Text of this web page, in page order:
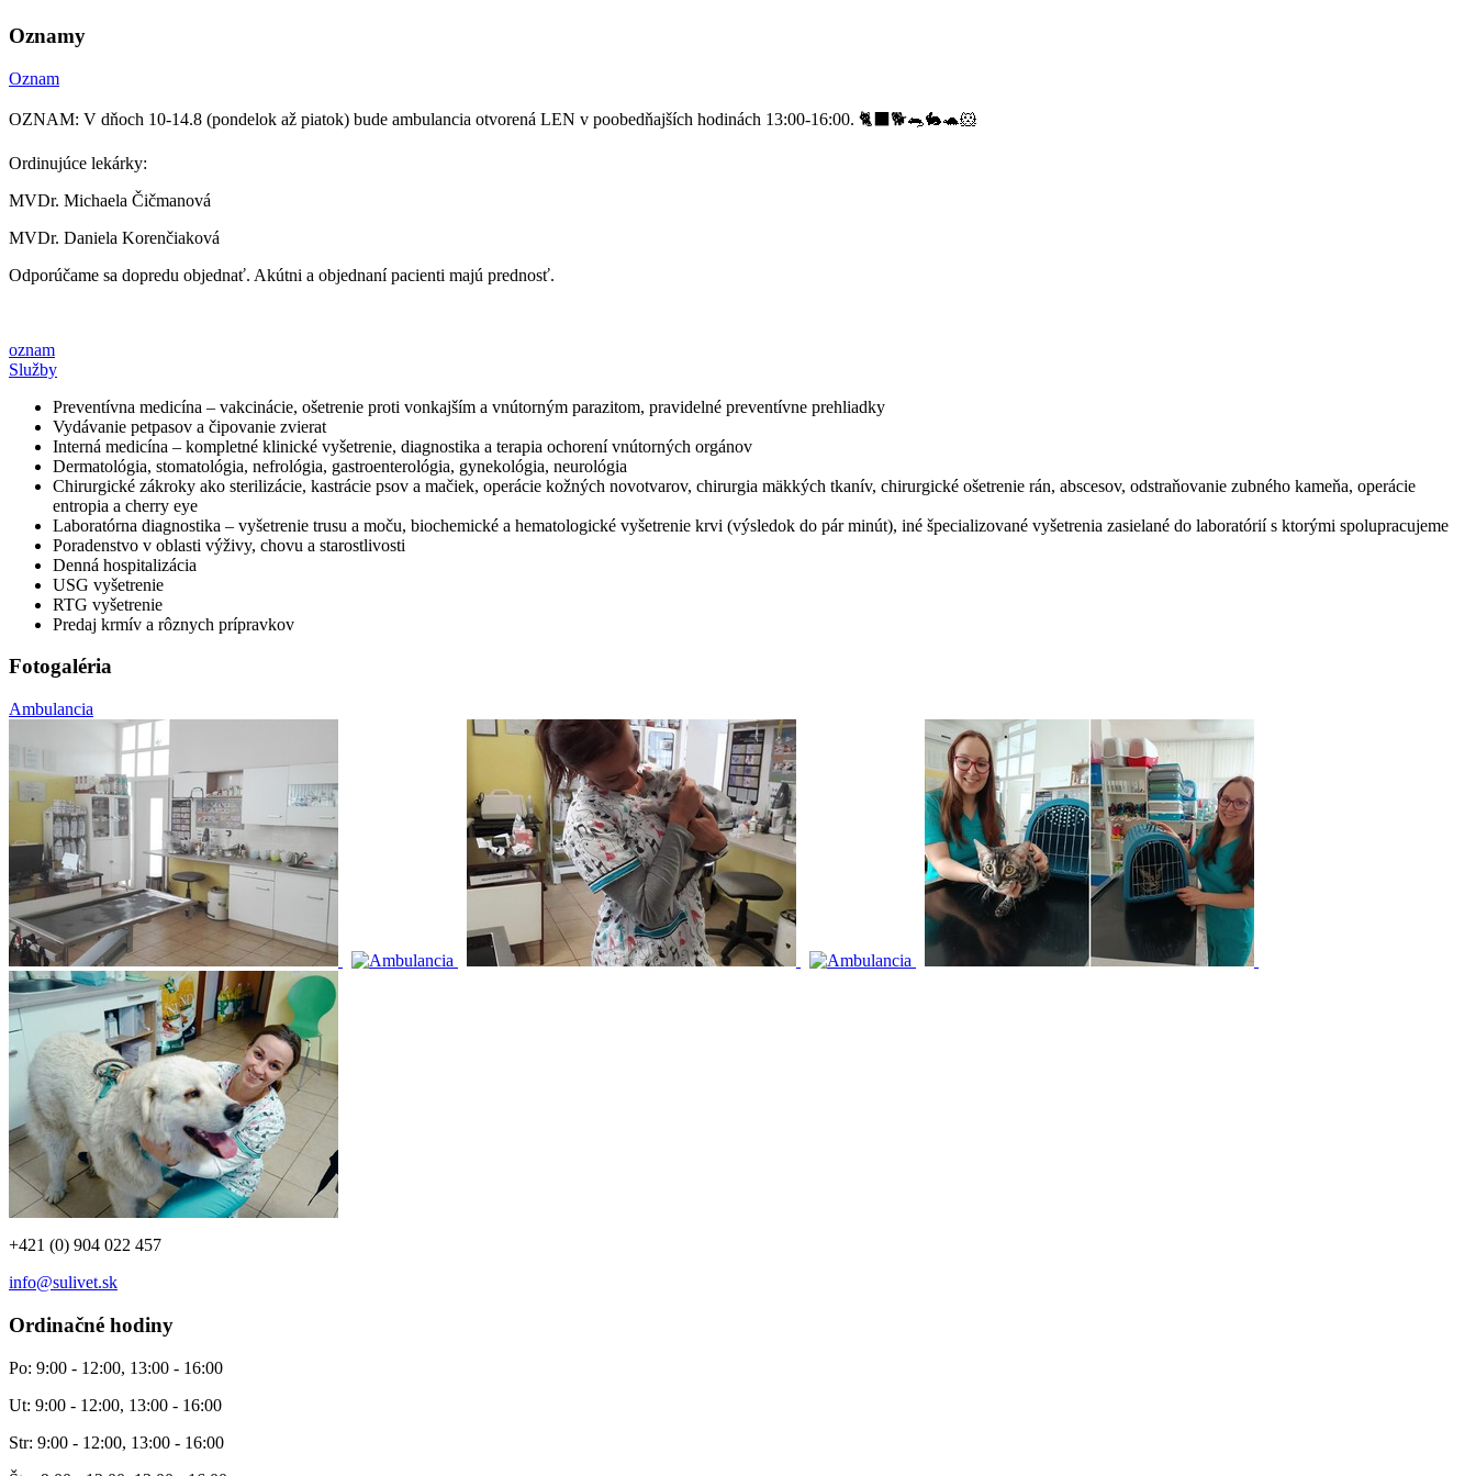
Oznamy
Oznam
OZNAM: V dňoch 10-14.8 (pondelok až piatok) bude ambulancia otvorená LEN v poobedňajších hodinách 13:00-16:00. 🐈‍⬛🐕🐀🐇🐢🐹
Ordinujúce lekárky:
MVDr. Michaela Čičmanová
MVDr. Daniela Korenčiaková
Odporúčame sa dopredu objednať. Akútni a objednaní pacienti majú prednosť.
oznam
Služby
Preventívna medicína – vakcinácie, ošetrenie proti vonkajším a vnútorným parazitom, pravidelné preventívne prehliadky
Vydávanie petpasov a čipovanie zvierat
Interná medicína – kompletné klinické vyšetrenie, diagnostika a terapia ochorení vnútorných orgánov
Dermatológia, stomatológia, nefrológia, gastroenterológia, gynekológia, neurológia
Chirurgické zákroky ako sterilizácie, kastrácie psov a mačiek, operácie kožných novotvarov, chirurgia mäkkých tkanív, chirurgické ošetrenie rán, abscesov, odstraňovanie zubného kameňa, operácie
entropia a cherry eye
Laboratórna diagnostika – vyšetrenie trusu a moču, biochemické a hematologické vyšetrenie krvi (výsledok do pár minút), iné špecializované vyšetrenia zasielané do laboratórií s ktorými spolupracujeme
Poradenstvo v oblasti výživy, chovu a starostlivosti
Denná hospitalizácia
USG vyšetrenie
RTG vyšetrenie
Predaj krmív a rôznych prípravkov
Fotogaléria
Ambulancia
+421 (0) 904 022 457
info@sulivet.sk
Ordinačné hodiny
Po: 9:00 - 12:00, 13:00 - 16:00
Ut: 9:00 - 12:00, 13:00 - 16:00
Str: 9:00 - 12:00, 13:00 - 16:00